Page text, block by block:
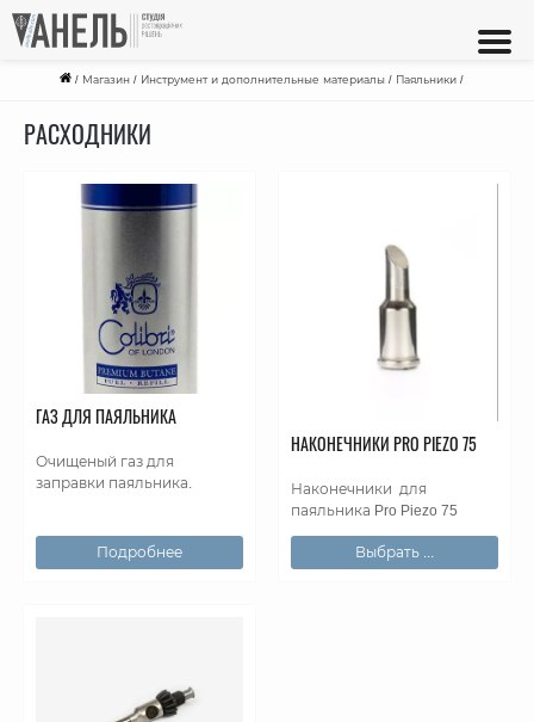
/ Магазин/ Инструмент и дополнительные материалы/ Паяльники/
РАСХОДНИКИ
ГАЗ ДЛЯ ПАЯЛЬНИКА
Очищеный газ для
заправки паяльника.
Подробнее
НАКОНЕЧНИКИ PRO PIEZO 75
Наконечники для
паяльника Pro Piezo 75
Выбрать ...